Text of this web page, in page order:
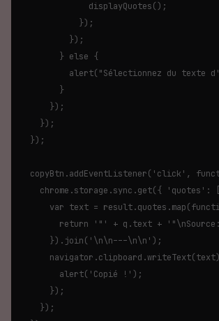
              displayQuotes();
            });
          });
        } else {
alert("Sélectionnez du texte
        }
      });
    });
  });
copyBtn.addEventListener('click',
chrome.storage.sync.get({ 'quotes':
var text =
return '"' + q.text +
      }).join('\n\n---\n\n');
        alert('Copié !');
      });
    });